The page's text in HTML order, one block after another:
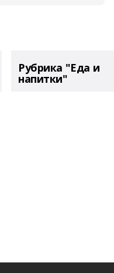
Рубрика "Еда и
напитки"